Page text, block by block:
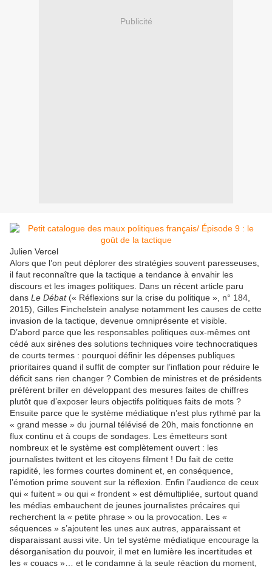
Publicité
Julien Vercel
Alors que l’on peut déplorer des stratégies souvent paresseuses,
il faut reconnaître que la tactique a tendance à envahir les
discours et les images politiques. Dans un récent article paru
dans Le Débat(« Réflexions sur la crise du politique », n° 184,
2015), Gilles Finchelstein analyse notamment les causes de cette
invasion de la tactique, devenue omniprésente et visible.
D’abord parce que les responsables politiques eux-mêmes ont
cédé aux sirènes des solutions techniques voire technocratiques
de courts termes : pourquoi définir les dépenses publiques
prioritaires quand il suffit de compter sur l’inflation pour réduire le
déficit sans rien changer ? Combien de ministres et de présidents
préfèrent briller en développant des mesures faites de chiffres
plutôt que d’exposer leurs objectifs politiques faits de mots ?
Ensuite parce que le système médiatique n’est plus rythmé par la
« grand messe » du journal télévisé de 20h, mais fonctionne en
flux continu et à coups de sondages. Les émetteurs sont
nombreux et le système est complètement ouvert : les
journalistes twittent et les citoyens filment ! Du fait de cette
rapidité, les formes courtes dominent et, en conséquence,
l’émotion prime souvent sur la réflexion. Enfin l’audience de ceux
qui « fuitent » ou qui « frondent » est démultipliée, surtout quand
les médias embauchent de jeunes journalistes précaires qui
recherchent la « petite phrase » ou la provocation. Les «
séquences » s’ajoutent les unes aux autres, apparaissant et
disparaissant aussi vite. Un tel système médiatique encourage la
désorganisation du pouvoir, il met en lumière les incertitudes et
les « couacs »… et le condamne à la seule réaction du moment,